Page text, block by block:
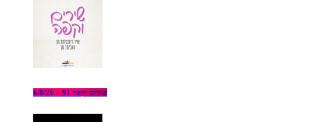
שירים וקפה 91 – 6/8/26